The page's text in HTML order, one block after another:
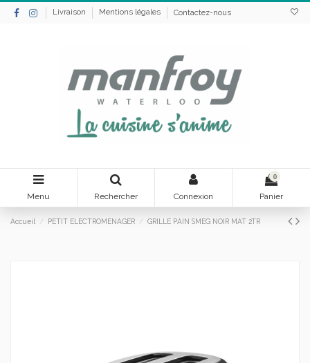
Livraison Mentions légales Contactez-nous
Menu Rechercher Connexion
0
Panier
Accueil PETIT ELECTROMENAGER GRILLE PAIN SMEG NOIR MAT 2TR